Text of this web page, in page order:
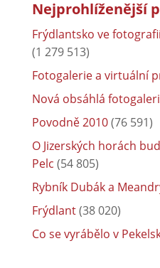
Nejprohlíženější
Frýdlantsko ve
(1 279 513)
Fotogalerie a virtuální
Nová obsáhlá
Povodně 2010(76 591)
O Jizerských horách
Pelc (54 805)
Rybník Dubák a
Frýdlant(38 020)
Co se vyrábělo v